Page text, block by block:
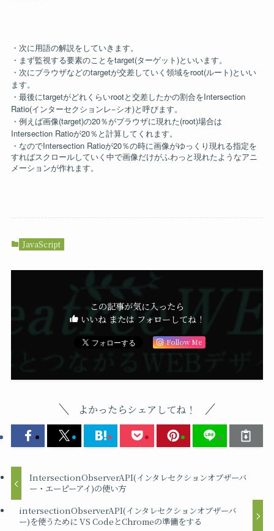
・次に用語の解説をしていきます。
・まず監視する要素のことをtarget(ターゲット)といいます。
・次にブラウザなどのtargetが交差していく領域をroot(ルート)といい
ます。
・最後にtargetがどれくらいrootと交差したかの割合をIntersection
Ratio(インターセクションレ−シオ)と呼びます。
・例えば画像(target)の20％がブラウザに現れた(root)場合は
Intersection Ratioが20％と計算してくれます。
・なのでIntersection Ratioが20％の時に画像がゆっくり現れる指定を
すればスクロールしていく中で画像だけがふわっと現れたようなアニ
メーションが作れます。
JavaScript
この記事が気に入ったら
いいね または フォローしてね！
Follow Me
よかったらシェアしてね！
IntersectionObserverAPI(インタレセクションオブザーバ
ー・エーピーアイ)の使い方
intersectionObserverAPI(インタレセクションオブザーバ
ー)を使うために VS CodeとChromeの準備をする